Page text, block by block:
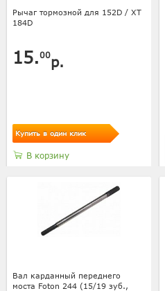
Рычаг тормозной для 152D / XT
184D
15.00р.
Купить в один клик
В корзину
Вал карданный переднего
моста Foton 244 (15/19 зуб.,